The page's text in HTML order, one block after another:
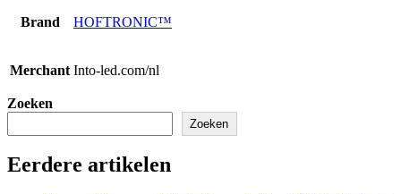
Brand HOFTRONIC™
Merchant Into-led.com/nl
Zoeken
Zoeken
Eerdere artikelen